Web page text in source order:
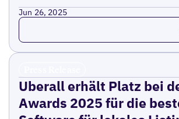
Jun 26, 2025
Read more
Uberall erhält Platz bei
Awards 2025 für die